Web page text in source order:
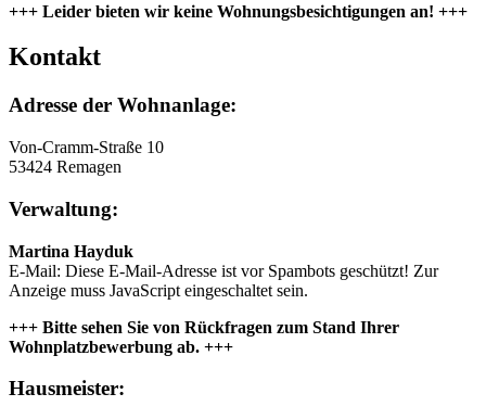
+++ Leider bieten wir keine Wohnungsbesichtigungen an! +++
Kontakt
Adresse der Wohnanlage:
Von-Cramm-Straße 10
53424 Remagen
Verwaltung:
Martina Hayduk
E-Mail: Diese E-Mail-Adresse ist vor Spambots geschützt! Zur
Anzeige muss JavaScript eingeschaltet sein.
+++ Bitte sehen Sie von Rückfragen zum Stand Ihrer
Wohnplatzbewerbung ab. +++
Hausmeister: